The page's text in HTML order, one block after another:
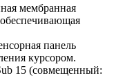
мембранная
панель
курсором.
15 (совмещенный: